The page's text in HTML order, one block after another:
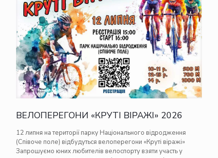
ВЕЛОПЕРЕГОНИ «КРУТІ ВІРАЖІ» 2026
12 липня на території парку Національного відродження
(Співоче поле) відбудуться велоперегони «Круті віражі»
Запрошуємо юних любителів велоспорту взяти участь у